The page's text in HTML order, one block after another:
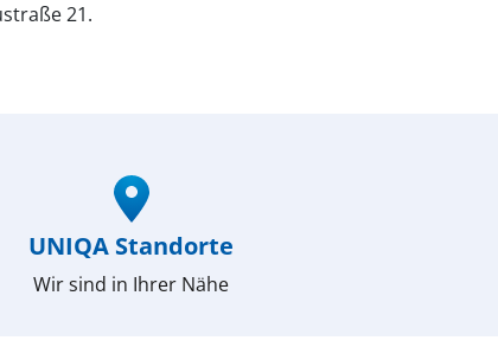
21.
UNIQA Standorte
Wir sind in Ihrer Nähe